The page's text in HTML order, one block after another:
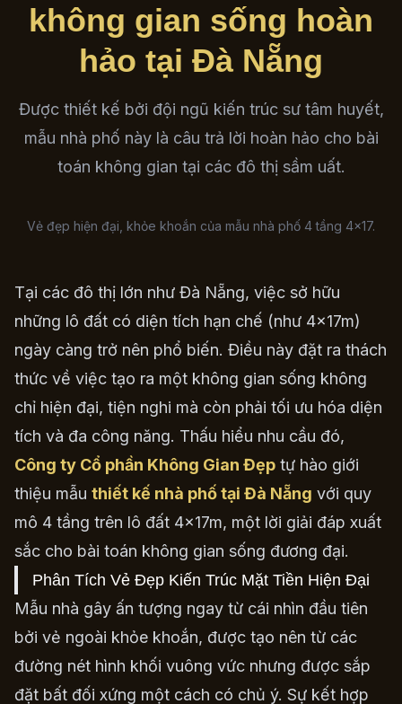
không gian sống hoàn
hảo tại Đà Nẵng
Được thiết kế bởi đội ngũ kiến trúc sư tâm huyết,
mẫu nhà phố này là câu trả lời hoàn hảo cho bài
toán không gian tại các đô thị sầm uất.
Vẻ đẹp hiện đại, khỏe khoắn của mẫu nhà phố 4 tầng 4×17.
Tại các đô thị lớn như Đà Nẵng, việc sở hữu
những lô đất có diện tích hạn chế (như 4x17m)
ngày càng trở nên phổ biến. Điều này đặt ra thách
thức về việc tạo ra một không gian sống không
chỉ hiện đại, tiện nghi mà còn phải tối ưu hóa diện
tích và đa công năng. Thấu hiểu nhu cầu đó,
Công ty Cổ phần Không Gian Đẹp tự hào giới
thiệu mẫu thiết kế nhà phố tại Đà Nẵng với quy
mô 4 tầng trên lô đất 4x17m, một lời giải đáp xuất
sắc cho bài toán không gian sống đương đại.
Phân Tích Vẻ Đẹp Kiến Trúc Mặt Tiền Hiện Đại
Mẫu nhà gây ấn tượng ngay từ cái nhìn đầu tiên
bởi vẻ ngoài khỏe khoắn, được tạo nên từ các
đường nét hình khối vuông vức nhưng được sắp
đặt bất đối xứng một cách có chủ ý. Sự kết hợp